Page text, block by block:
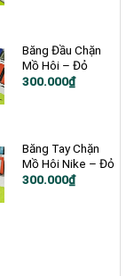
Băng Đầu Chặn
Mồ Hôi – Đỏ
300.000₫
Băng Tay Chặn
Mồ Hôi Nike – Đỏ
300.000₫